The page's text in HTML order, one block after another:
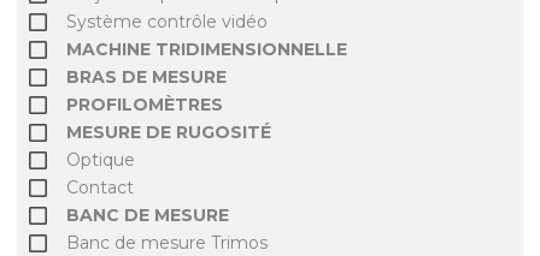
Système contrôle vidéo
MACHINE TRIDIMENSIONNELLE
BRAS DE MESURE
PROFILOMÈTRES
MESURE DE RUGOSITÉ
Optique
Contact
BANC DE MESURE
Banc de mesure Trimos